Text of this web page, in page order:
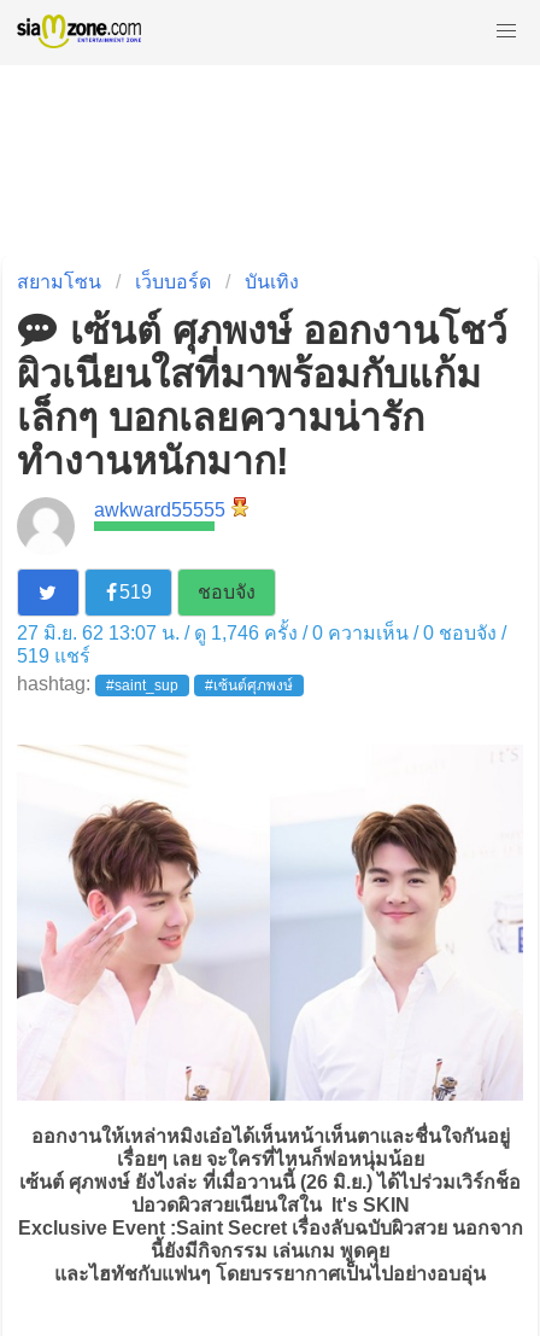
สยามโซน เว็บบอร์ด บันเทิง
เซ้นต์ ศุภพงษ์ ออกงานโชว์
ผิวเนียนใสที่มาพร้อมกับแก้ม
เล็กๆ บอกเลยความน่ารัก
ทำงานหนักมาก!
awkward55555
519
ชอบจัง
27 มิ.ย. 62 13:07 น. / ดู 1,746 ครั้ง / 0 ความเห็น /0ชอบจัง /
519แชร์
hashtag:
#saint_sup #เซ้นต์ศุภพงษ์
ออกงานให้เหล่าหมิงเอ๋อได้เห็นหน้าเห็นตาและชื่นใจกันอยู่
เรื่อยๆ เลย จะใครที่ไหนก็พ่อหนุ่มน้อย
เซ้นต์ ศุภพงษ์ ยังไงล่ะ ที่เมื่อวานนี้ (26 มิ.ย.) ได้ไปร่วมเวิร์กช็อ
ปอวดผิวสวยเนียนใสใน It's SKIN
Exclusive Event :Saint Secret เรื่องลับฉบับผิวสวย นอกจาก
นี้ยังมีกิจกรรม เล่นเกม พูดคุย
และไฮทัชกับแฟนๆ โดยบรรยากาศเป็นไปอย่างอบอุ่น